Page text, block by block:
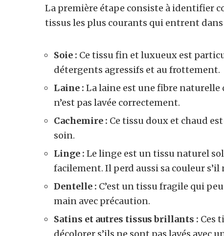
La première étape consiste à identifier
tissus les plus courants qui entrent
Soie : Ce tissu fin et luxueux est
détergents agressifs et au frottement.
Laine : La laine est une fibre
n’est pas lavée correctement.
Cachemire : Ce tissu doux et chaud
soin.
Linge : Le linge est un tissu naturel
facilement. Il perd aussi sa couleur s’il
Dentelle : C’est un tissu fragile qui
main avec précaution.
Satins et autres tissus brillants : Ces
décolorer s’ils ne sont pas lavés avec